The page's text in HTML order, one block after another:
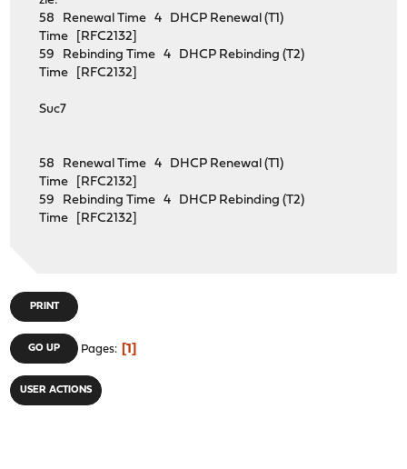
58 Renewal Time 4 DHCP Renewal (T1)
Time [RFC2132]
59 Rebinding Time 4 DHCP Rebinding (T2)
Time [RFC2132]
Suc7
58 Renewal Time 4 DHCP Renewal (T1)
Time [RFC2132]
59 Rebinding Time 4 DHCP Rebinding (T2)
Time [RFC2132]
PRINT
GO UP Pages 1
USER ACTIONS